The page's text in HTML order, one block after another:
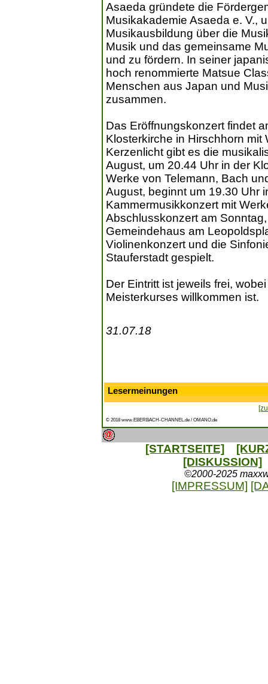
Asaeda gründete die
Musikakademie Asaeda e. V.,
Musikausbildung über die
Musik und das gemeinsame
und zu fördern. In seiner
hoch renommierte Matsue
Menschen aus Japan und
zusammen.
Das Eröffnungskonzert findet
Klosterkirche in Hirschhorn
Kerzenlicht gibt es die
August, um 20.44 Uhr in der
Werke von Telemann, Bach
August, beginnt um 19.30 Uhr
Kammermusikkonzert mit
Abschlusskonzert am
Gemeindehaus am
Violinenkonzert und die
Stauferstadt gespielt.
Der Eintritt ist jeweils frei,
Meisterkurses willkommen ist.
31.07.18
Lesermeinungen
© 2018 www.EBERBACH-CHANNEL.de / OMANO.de
[STARTSEITE]
[DISKUSSION]
©2000-2025
[IMPRESSUM]